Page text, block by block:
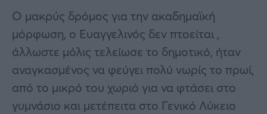
Ο μακρύς δρόμος για την ακαδημαϊκή
μόρφωση, ο Ευαγγελινός δεν πτοείται ,
άλλωστε μόλις τελείωσε το δημοτικό, ήταν
αναγκασμένος να φεύγει πολύ νωρίς το πρωί,
από το μικρό του χωριό για να φτάσει στο
γυμνάσιο και μετέπειτα στο Γενικό Λύκειο